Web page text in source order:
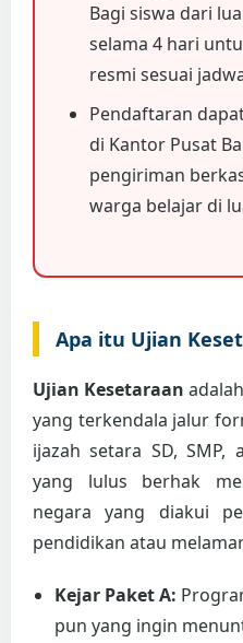
Bagi siswa dari
selama 4 hari
resmi sesuai
Pendaftaran
di Kantor Pusat
pengiriman berkas
warga belajar di
Apa itu Ujian
Ujian Kesetaraan
yang terkendala jalur
ijazah setara SD, SMP,
yang lulus berhak
negara yang diakui
pendidikan atau
Kejar Paket A:
pun yang ingin